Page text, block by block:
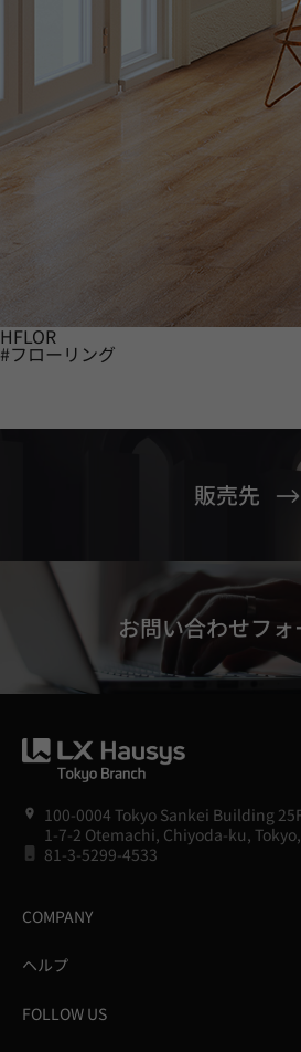
HFLOR
#フローリング
販売先
お問い合わせフォ
100-0004 Tokyo Sankei Building
1-7-2 Otemachi, Chiyoda-ku,
81-3-5299-4533
COMPANY
ヘルプ
FOLLOW US